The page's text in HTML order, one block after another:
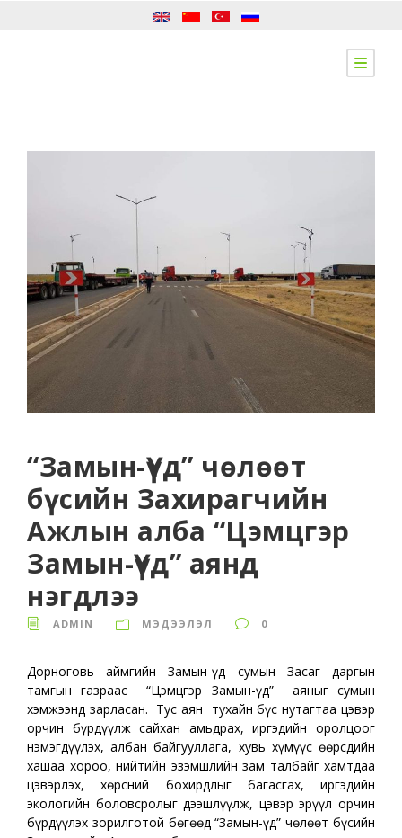
“Замын-Үүд” чөлөөт
бүсийн Захирагчийн
Ажлын алба “Цэмцгэр
Замын-Үүд” аянд
нэгдлээ
ADMIN МЭДЭЭЛЭЛ 0
Дорноговь аймгийн Замын-Үүд сумын Засаг даргын
тамгын газраас “Цэмцгэр Замын-Үүд” аяныг сумын
хэмжээнд зарласан. Тус аян тухайн бүс нутагтаа цэвэр
орчин бүрдүүлж сайхан амьдрах, иргэдийн оролцоог
нэмэгдүүлэх, албан байгууллага, хувь хүмүүс өөрсдийн
хашаа хороо, нийтийн эзэмшлийн зам талбайг хамтдаа
цэвэрлэх, хөрсний бохирдлыг багасгах, иргэдийн
экологийн боловсролыг дээшлүүлж, цэвэр эрүүл орчин
бүрдүүлэх зорилготой бөгөөд “Замын-Үүд” чөлөөт бүсийн